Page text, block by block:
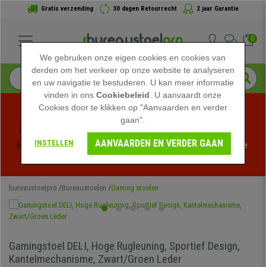
Gratis verzending 30 dagen Retourrecht 2 jaar Garantie
0
Profiteer van de Zomeruitverkoop bij bureaustoelpro!
Exclusieve kortingen voor een beperkte tijd - Bekijk de
bureaustoelpro Bureaustoelen Gaming stoelen
Gamingstoel DELI, Hoge Rugleuning, Sportief Design,
Kantelmechanisme, Zwart/Groen Leder
We gebruiken onze eigen cookies en cookies van
derden om het verkeer op onze website te analyseren
en uw navigatie te bestuderen. U kan meer informatie
vinden in onsCookiebeleid . U aanvaardt onze
Cookies door te klikken op "Aanvaarden en verder
gaan".
INSTELLEN AANVAARDEN EN VERDER GAAN